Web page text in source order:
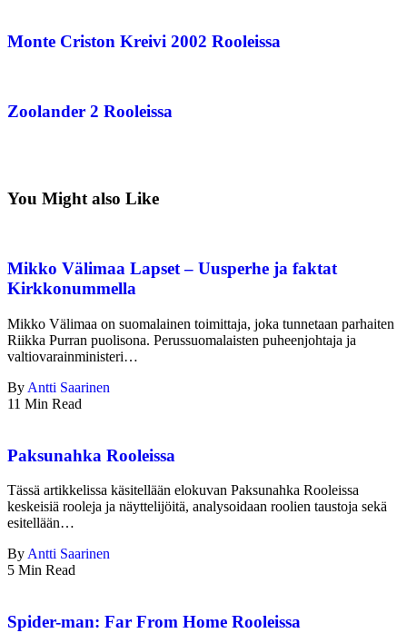
Monte Criston Kreivi 2002 Rooleissa
Zoolander 2 Rooleissa
You Might also Like
Mikko Välimaa Lapset – Uusperhe ja faktat
Kirkkonummella
Mikko Välimaa on suomalainen toimittaja, joka tunnetaan parhaiten
Riikka Purran puolisona. Perussuomalaisten puheenjohtaja ja
valtiovarainministeri…
By Antti Saarinen
11 Min Read
Paksunahka Rooleissa
Tässä artikkelissa käsitellään elokuvan Paksunahka Rooleissa
keskeisiä rooleja ja näyttelijöitä, analysoidaan roolien taustoja sekä
esitellään…
By Antti Saarinen
5 Min Read
Spider-man: Far From Home Rooleissa